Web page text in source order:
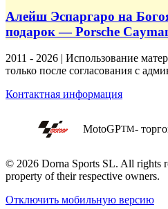
Алейш Эспаргаро на
подарок — Porsche
2011 - 2026 | Использование
только после согласования с
Контактная информация
MotoGPTM-
© 2026 Dorna Sports SL. All rights
property of their respective owners.
Отключить мобильную версию